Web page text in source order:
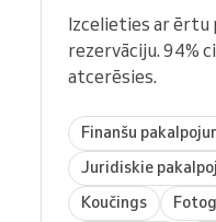
Izcelieties ar ērtu
rezervāciju. 94%
atcerēsies.
Finanšu
Juridiskie
Koučings